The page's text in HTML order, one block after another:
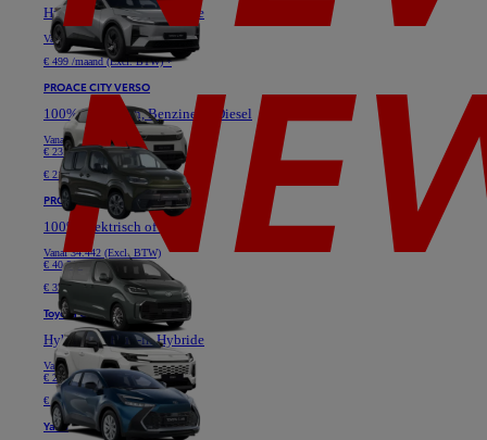
Hybride of Plug-in Hybride
Vanaf40.628 (Excl. BTW)
€ 499 /maand (Excl. BTW) *
PROACE CITY VERSO
100% Elektrisch, Benzine of Diesel
Vanaf19.364 (Excl. BTW)
€ 23.331
€ 219 /maand (Excl. BTW) *
PROACE VERSO
100% Elektrisch of Diesel
Vanaf34.442 (Excl. BTW)
€ 40.517
€ 379 /maand (Excl. BTW) *
Toyota C-HR
Hybride of Plug-in Hybride
Vanaf
24.777 (Excl. BTW)
€ 29.736
€ 349 /maand (Excl. BTW) *
Yaris